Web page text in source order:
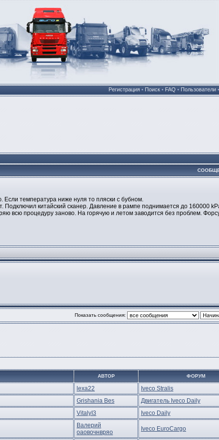
Регистрация• Поиск• FAQ • Пользователи•
Если температура ниже нуля то пляски с бубном.
Подключил китайский сканер. Давление в рампе поднимается до
всю процедуру заново. На горячую и летом заводится без проблем.
Показать сообщения:
АВТОР ФОРУМ
lexa22 Iveco Stralis
Grishania Bes Двигатель Iveco Daily
VitalyI3 Iveco Daily
Валерий
оаовочнвряо
Iveco EuroCargo